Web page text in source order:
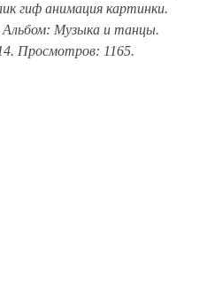
гиф анимация картинки.
Альбом: Музыка и танцы.
Просмотров: 1165.